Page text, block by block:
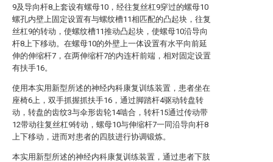
9及导向杆8上套设有螺母10，经往复丝杠9穿过的螺母10
螺孔内壁上固定设置有与螺纹槽11相匹配的凸起块，往复
丝杠9的转动，使螺纹槽11推动凸起块，使螺母10沿导向
杆8上下移动。在螺母10的外壁上一体设置有水平向前延
伸的伸缩杆7，在两伸缩杆7的内连杆前端，相对固定设置
有扶手16。
使用本实用新型所述的神经内科康复训练装置，患者坐在
座椅6上，双手抓握抓扶手16，通过脚踏杆4驱动转盘转
动，转盘的齿纹3与伞形齿轮14啮合，转杆15通过传动带
12带动往复丝杠9转动，螺母10与伸缩杆7一同沿导向杆8
上下移动，进而对患者的四肢进行协调锻炼。
本实用新型所述的神经内科康复训练装置，通过患者下肢